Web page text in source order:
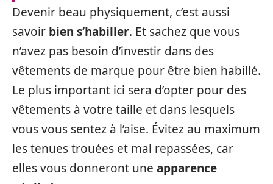
Devenir beau physiquement, c’est aussi
savoir bien s’habiller. Et sachez que vous
n’avez pas besoin d’investir dans des
vêtements de marque pour être bien habillé.
Le plus important ici sera d’opter pour des
vêtements à votre taille et dans lesquels
vous vous sentez à l’aise. Évitez au maximum
les tenues trouées et mal repassées, car
elles vous donneront une apparence